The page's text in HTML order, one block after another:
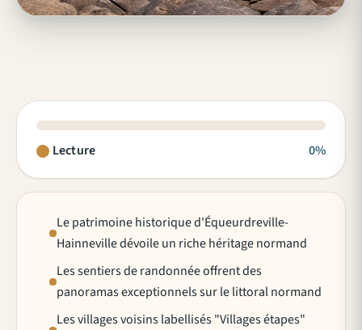
Lecture 0%
Le patrimoine historique d'Équeurdreville-
Hainneville dévoile un riche héritage normand
Les sentiers de randonnée offrent des
panoramas exceptionnels sur le littoral normand
Les villages voisins labellisés "Villages étapes"